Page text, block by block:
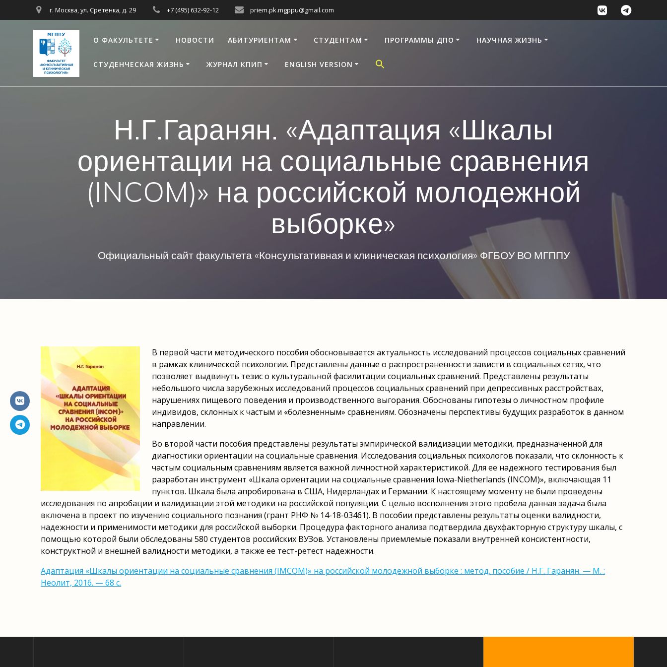
к
контенту
г. Москва, ул. Сретенка, д. 29 +7 (495) 632-92-12 priem.pk.mgppu@gmail.com
О ФАКУЛЬТЕТЕ НОВОСТИ АБИТУРИЕНТАМ СТУДЕНТАМ ПРОГРАММЫ ДПО НАУЧНАЯ ЖИЗНЬ
СТУДЕНЧЕСКАЯ ЖИЗНЬ ЖУРНАЛ КПИП ENGLISH VERSION
Н.Г.Гаранян. «Адаптация «Шкалы
ориентации на социальные сравнения
(INCOM)» на российской молодежной
выборке»
Официальный сайт факультета «Консультативная и клиническая психология» ФГБОУ ВО МГППУ
В первой части методического пособия обосновывается актуальность исследований процессов социальных сравнений
в рамках клинической психологии. Представлены данные о распространенности зависти в социальных сетях, что
позволяет выдвинуть тезис о культуральной фасилитации социальных сравнений. Представлены результаты
небольшого числа зарубежных исследований процессов социальных сравнений при депрессивных расстройствах,
нарушениях пищевого поведения и производственного выгорания. Обоснованы гипотезы о личностном профиле
индивидов, склонных к частым и «болезненным» сравнениям. Обозначены перспективы будущих разработок в данном
направлении.
Во второй части пособия представлены результаты эмпирической валидизации методики, предназначенной для
диагностики ориентации на социальные сравнения. Исследования социальных психологов показали, что склонность к
частым социальным сравнениям является важной личностной характеристикой. Для ее надежного тестирования был
разработан инструмент «Шкала ориентации на социальные сравнения Iowa-Nietherlands (INCOM)», включающая 11
пунктов. Шкала была апробирована в США, Нидерландах и Германии. К настоящему моменту не были проведены
исследования по апробации и валидизации этой методики на российской популяции. С целью восполнения этого пробела данная задача была
включена в проект по изучению социального познания (грант РНФ № 14-18-03461). В пособии представлены результаты оценки валидности,
надежности и применимости методики для российской выборки. Процедура факторного анализа подтвердила двухфакторную структуру шкалы, с
помощью которой были обследованы 580 студентов российских ВУЗов. Установлены приемлемые показали внутренней консистентности,
конструктной и внешней валидности методики, а также ее тест-ретест надежности.
Адаптация «Шкалы ориентации на социальные сравнения (IМСОМ)» на российской молодежной выборке : метод. пособие / Н.Г. Гаранян. — М. :
Неолит, 2016. — 68 с.